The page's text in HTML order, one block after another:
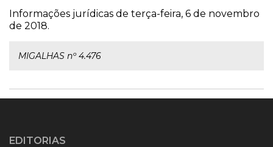
Informações jurídicas de terça-feira, 6 de novembro
de 2018.
MIGALHAS nº 4.476
EDITORIAS